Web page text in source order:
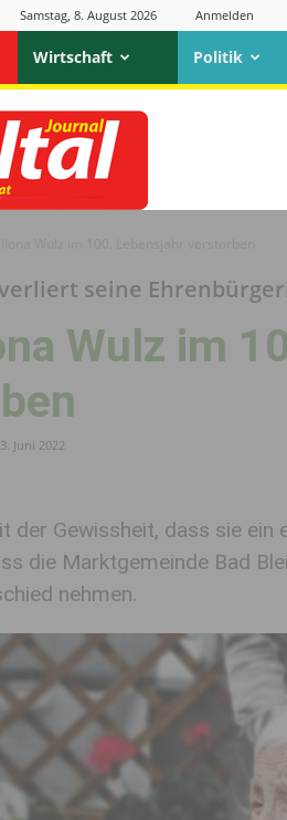
Samstag, 8. August 2026 Anmelden
Wirtschaft Politik
seine
Wulz im
Juni 2022
der Gewissheit, dass sie
die Marktgemeinde Bad
nehmen.